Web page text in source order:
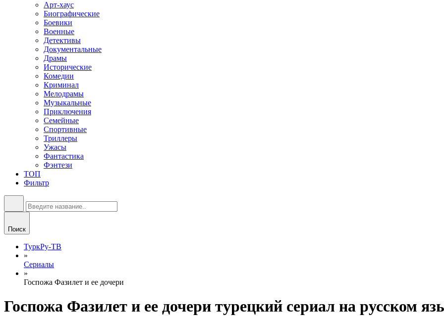
Арт-хаус
Биографические
Боевики
Военные
Детективы
Документальные
Драмы
Исторические
Комедии
Криминал
Мелодрамы
Музыкальные
Приключения
Семейные
Спортивные
Триллеры
Ужасы
Фантастика
Фэнтези
ТОП
Фильтр
Поиск
ТуркРу-ТВ
»
Сериалы
»
Госпожа Фазилет и ее дочери
Госпожа Фазилет и ее дочери турецкий сериал на русском